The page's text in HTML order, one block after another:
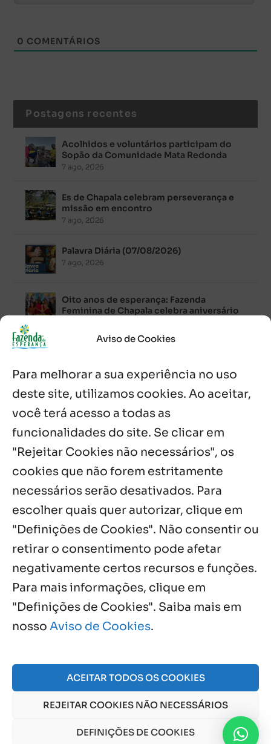
Aviso de Cookies
Para melhorar a sua experiência no uso
deste site, utilizamos cookies. Ao aceitar,
você terá acesso a todas as
funcionalidades do site. Se clicar em
"Rejeitar Cookies não necessários", os
cookies que não forem estritamente
necessários serão desativados. Para
escolher quais quer autorizar, clique em
"Definições de Cookies". Não consentir ou
retirar o consentimento pode afetar
negativamente certos recursos e funções.
Para mais informações, clique em
"Definições de Cookies". Saiba mais em
nosso Aviso de Cookies.
ACEITAR TODOS OS COOKIES
REJEITAR COOKIES NÃO NECESSÁRIOS
DEFINIÇÕES DE COOKIES
0 COMENTÁRIOS
Postagens recentes
Acolhidos e voluntários participam do
Sopão da Comunidade Mata Redonda
7 ago, 2026
Es de Chapala celebram perseverança e
missão em encontro
7 ago, 2026
Palavra Diária (07/08/2026)
7 ago, 2026
Oito anos de esperança: Fazenda
Feminina de Chapala celebra aniversário
Chitaitai
Palavra Diária (06/08/2026)
6 ago, 2026
Notícias por Categoria
Próximos Eventos
Agosto, 2026
© 2026 Obra Social Nossa Senhora da Gloria - Fazenda
da Esperança. CNPJ: 48555775000150 | Aviso de Cookies
Aviso de Privacidade